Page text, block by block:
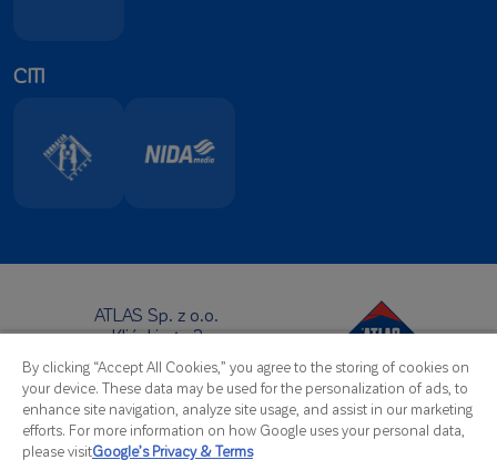
CITI
ATLAS Sp. z o.o.
Klińskiego 2
91-421 Łódź
Atrašanās vieta:
Tālrunis:+48 42 631 88 00
Fakss: +48 42 631 88 88
E-pasts:atlas@atlas.com.pl
By clicking “Accept All Cookies,” you agree to the storing of cookies on
your device. These data may be used for the personalization of ads, to
enhance site navigation, analyze site usage, and assist in our marketing
efforts. For more information on how Google uses your personal data,
please visitGoogle’s Privacy & Terms